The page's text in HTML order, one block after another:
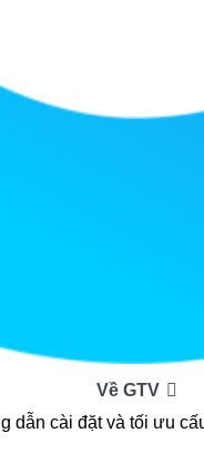
Về GTV
dẫn cài đặt và tối ưu